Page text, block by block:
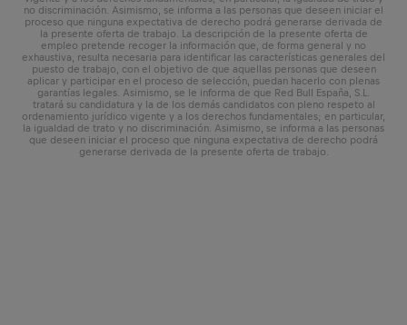
no discriminación. Asimismo, se informa a las personas que deseen iniciar el
proceso que ninguna expectativa de derecho podrá generarse derivada de
la presente oferta de trabajo. La descripción de la presente oferta de
empleo pretende recoger la información que, de forma general y no
exhaustiva, resulta necesaria para identificar las características generales del
puesto de trabajo, con el objetivo de que aquellas personas que deseen
aplicar y participar en el proceso de selección, puedan hacerlo con plenas
garantías legales. Asimismo, se le informa de que Red Bull España, S.L.
tratará su candidatura y la de los demás candidatos con pleno respeto al
ordenamiento jurídico vigente y a los derechos fundamentales; en particular,
la igualdad de trato y no discriminación. Asimismo, se informa a las personas
que deseen iniciar el proceso que ninguna expectativa de derecho podrá
generarse derivada de la presente oferta de trabajo.